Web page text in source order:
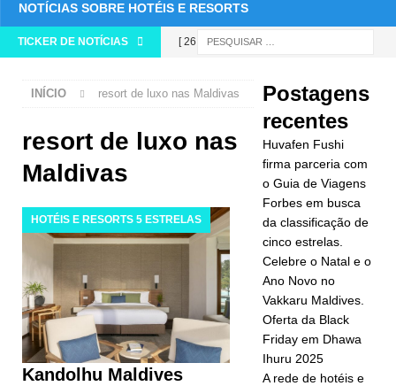
NOTÍCIAS SOBRE HOTÉIS E RESORTS
TICKER DE NOTÍCIAS [ 26 de
o Guia de
Viagens
Forbes em
busca da
classificação
de cinco
INÍCIO resort de luxo nas Maldivas
resort de luxo nas
Maldivas
HOTÉIS E RESORTS 5 ESTRELAS
Kandolhu Maldives
Postagens
recentes
Huvafen Fushi
firma parceria com
o Guia de Viagens
Forbes em busca
da classificação de
cinco estrelas.
Celebre o Natal e o
Ano Novo no
Vakkaru Maldives.
Oferta da Black
Friday em Dhawa
Ihuru 2025
A rede de hotéis e